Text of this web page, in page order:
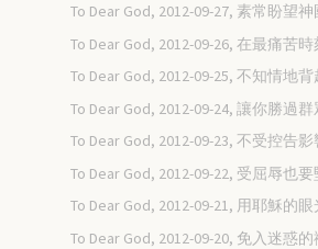
To Dear God, 2012-09-27, 素常盼望神
To Dear God, 2012-09-26, 在最痛苦
To Dear God, 2012-09-25, 不知情地
To Dear God, 2012-09-24, 讓你勝過
To Dear God, 2012-09-23, 不受控告
To Dear God, 2012-09-22, 受屈辱也
To Dear God, 2012-09-21, 用耶穌的
To Dear God, 2012-09-20, 免入迷惑